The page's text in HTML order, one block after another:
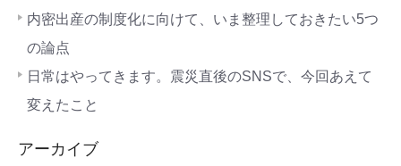
内密出産の制度化に向けて、いま整理しておきたい5つ
の論点
日常はやってきます。震災直後のSNSで、今回あえて
変えたこと
アーカイブ